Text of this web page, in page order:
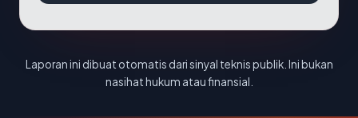
Laporan ini dibuat otomatis dari sinyal teknis publik. Ini bukan
nasihat hukum atau finansial.